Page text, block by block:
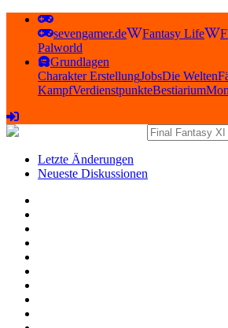
sevengamer.de Fantasy Life
Palworld
Grundlagen
Charakter ErstellungJobsDie Welten
KampfVerdienstpunkteBestiarium
Letzte Änderungen
Neueste Diskussionen